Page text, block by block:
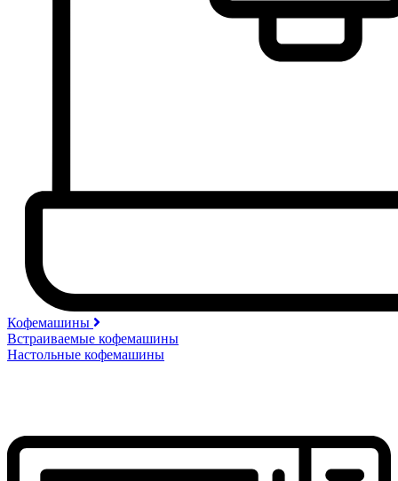
Кофемашины
Встраиваемые кофемашины
Настольные кофемашины